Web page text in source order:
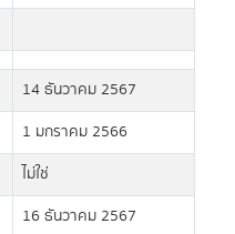
14 ธันวาคม 2567
1 มกราคม 2566
ไม่ใช่
16 ธันวาคม 2567